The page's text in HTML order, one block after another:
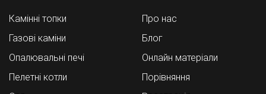
Камінні топки
Газові каміни
Опалювальні печі
Пелетні котли
Про нас
Блог
Онлайн матеріали
Порівняння